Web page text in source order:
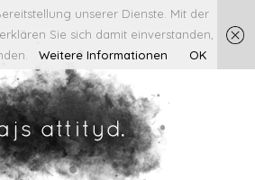
unserer Dienste. Mit der
Sie sich damit einverstanden,
Weitere Informationen OK